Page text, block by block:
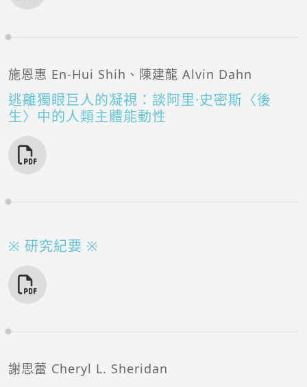
施恩惠 En-Hui Shih、陳建龍 Alvin Dahn
逃離獨眼巨人的凝視：談阿里·史密斯〈後
生〉中的人類主體能動性
※ 研究紀要 ※
謝思蕾 Cheryl L. Sheridan